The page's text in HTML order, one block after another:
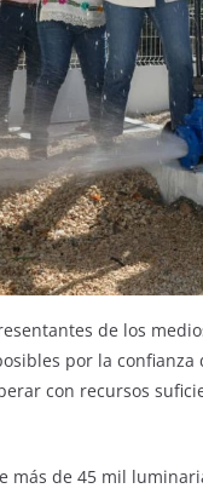
de los
por la
con recursos
más de 45 mil